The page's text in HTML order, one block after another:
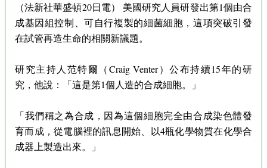
（法新社華盛頓20日電） 美國研究人員研發出第1個由合
成基因組控制、可自行複製的細菌細胞，這項突破引發
在試管再造生命的相關新議題。
研究主持人范特爾（Craig Venter）公布持續15年的研
究，他說：「這是第1個人造的合成細胞。」
「我們稱之為合成，因為這個細胞完全由合成染色體發
育而成，從電腦裡的訊息開始、以4瓶化學物質在化學合
成器上製造出來。」